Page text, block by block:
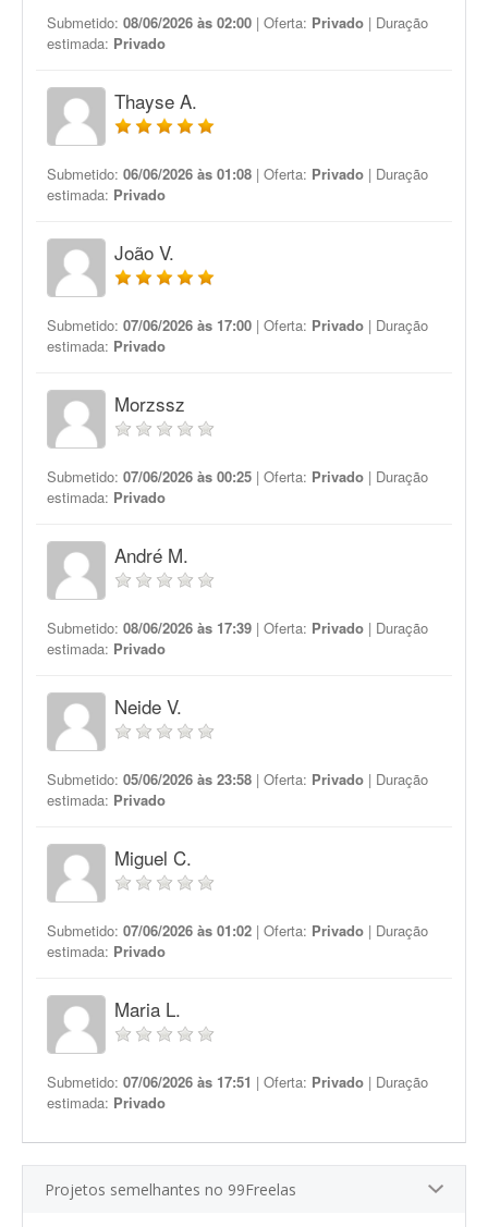
Submetido: 08/06/2026 às 02:00 | Oferta: Privado | Duração
estimada: Privado
Thayse A.
Submetido: 06/06/2026 às 01:08 | Oferta: Privado | Duração
estimada: Privado
João V.
Submetido: 07/06/2026 às 17:00 | Oferta: Privado | Duração
estimada: Privado
Morzssz
Submetido: 07/06/2026 às 00:25 | Oferta: Privado | Duração
estimada: Privado
André M.
Submetido: 08/06/2026 às 17:39 | Oferta: Privado | Duração
estimada: Privado
Neide V.
Submetido: 05/06/2026 às 23:58 | Oferta: Privado | Duração
estimada: Privado
Miguel C.
Submetido: 07/06/2026 às 01:02 | Oferta: Privado | Duração
estimada: Privado
Maria L.
Submetido: 07/06/2026 às 17:51 | Oferta: Privado | Duração
estimada: Privado
Projetos semelhantes no 99Freelas